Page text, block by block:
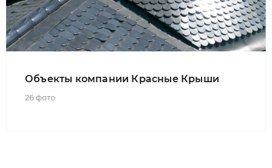
Объекты компании Красные Крыши
26 фото